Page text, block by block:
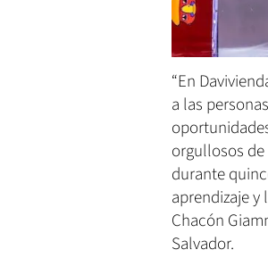
“En
a las
orgullosos
durante
aprendizaje y
Chacón
Salvador.